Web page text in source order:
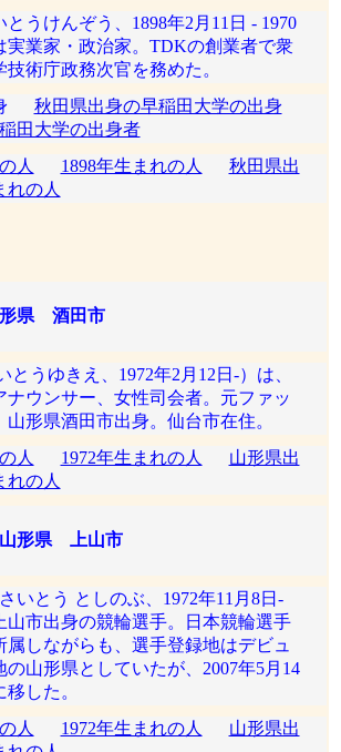
うけんぞう、1898年2月11日 - 1970
実業家・政治家。TDKの創業者で衆
術庁政務次官を務めた。
身 秋田県出身の早稲田大学の出身
田大学の出身者
人
1898年生まれの人
秋田県出
れの人
県 酒田市
とうゆきえ、1972年2月12日-）は、
ナウンサー、女性司会者。元ファッ
山形県酒田市出身。仙台市在住。
人
1972年生まれの人
山形県出
れの人
形県 上山市
いとう としのぶ、1972年11月8日-
山市出身の競輪選手。日本競輪選手
属しながらも、選手登録地はデビュ
の山形県としていたが、2007年5月14
した。
人
1972年生まれの人
山形県出